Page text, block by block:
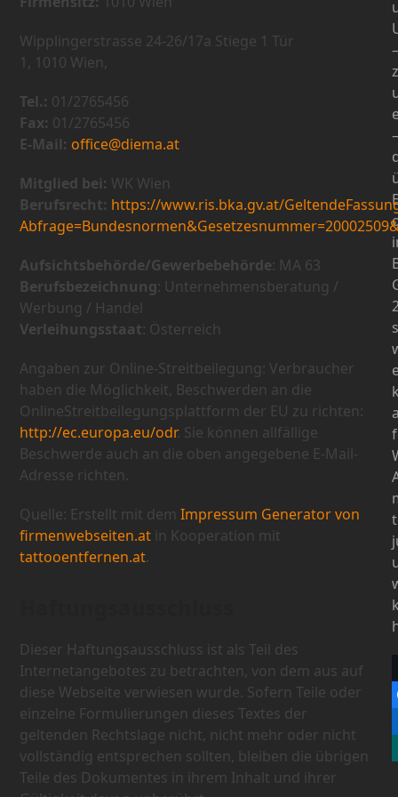
Wipplingerstrasse 24-26/17a Stiege 1 Tür
1, 1010 Wien,
Tel.: 01/2765456
Fax: 01/2765456
E-Mail: office@diema.at
Mitglied bei: WK Wien
Berufsrecht: https://www.ris.bka.gv.at/
Aufsichtsbehörde/Gewerbebehörde: MA 63
Berufsbezeichnung: Unternehmensberatung /
Werbung / Handel
Verleihungsstaat: Österreich
Angaben zur Online-Streitbeilegung: Verbraucher
haben die Möglichkeit, Beschwerden an die
OnlineStreitbeilegungsplattform der EU zu richten:
http://ec.europa.eu/odr. Sie können allfällige
Beschwerde auch an die oben angegebene E-Mail-
Adresse richten.
Quelle: Erstellt mit demImpressum Generator von
firmenwebseiten.at in Kooperation mit
tattooentfernen.at.
Dieser Haftungsausschluss ist als Teil des
Internetangebotes zu betrachten, von dem aus auf
diese Webseite verwiesen wurde. Sofern Teile oder
einzelne Formulierungen dieses Textes der
geltenden Rechtslage nicht, nicht mehr oder nicht
vollständig entsprechen sollten, bleiben die übrigen
Teile des Dokumentes in ihrem Inhalt und ihrer
–
–